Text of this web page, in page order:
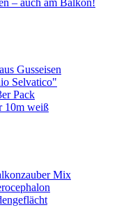
Gusseisen
Selvatico"
Pack
10m weiß
Mix